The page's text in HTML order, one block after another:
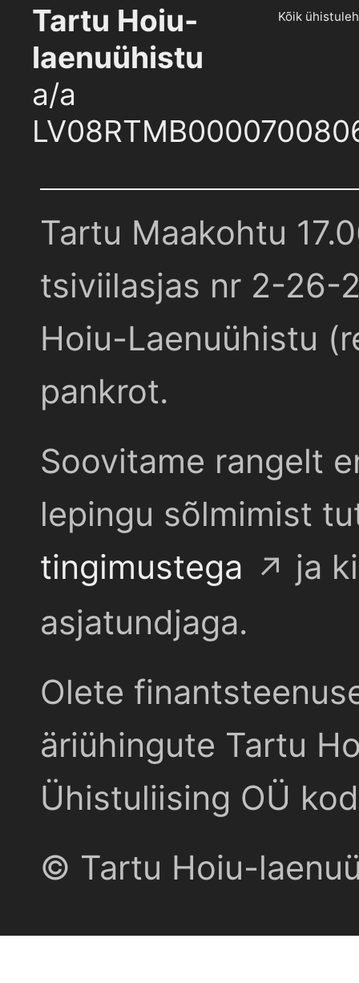
Tartu Hoiu-
laenuühistu
a/a
Kõik
Tartu Maakohtu
tsiviilasjas nr 2-26-
Hoiu-Laenuühistu
pankrot.
Soovitame rangelt
lepingu sõlmimist
tingimustega
ja
asjatundjaga.
Olete
äriühingute Tartu
Ühistuliising OÜ
© Tartu Hoiu-